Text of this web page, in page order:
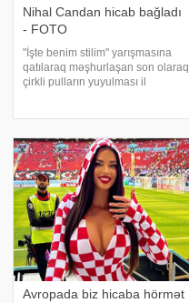
Nihal Candan hicab bağladı
- FOTO
"İşte benim stilim" yarışmasına
qatılaraq məşhurlaşan son olaraq
çirkli pulların yuyulması il
sosial mediada tez-tez gündəmə
gəlir
Avropada biz hicaba hörmət